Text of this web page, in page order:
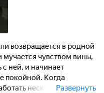
возвращается в родной
чувством вины,
ней, и начинает
покойной. Когда
несколько дней
Развернуть